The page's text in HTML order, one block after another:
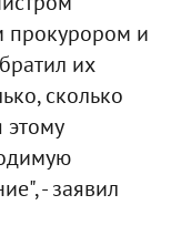
прокурором и
их
сколько
- заявил